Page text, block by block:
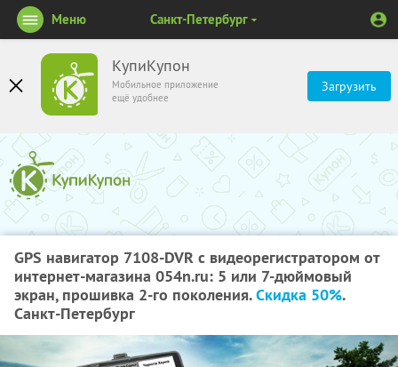
КупиКупон
Мобильное приложение
ещё удобнее
Загрузить
Меню Санкт-Петербург
GPS навигатор 7108-DVR с видеорегистратором от
интернет-магазина 054n.ru: 5 или 7-дюймовый
экран, прошивка 2-го поколения.Скидка 50%.
Санкт-Петербург